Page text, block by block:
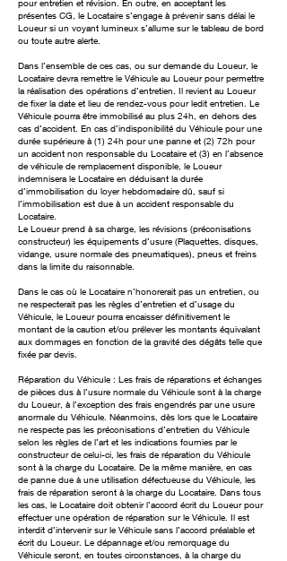
pour entretien et révision. En outre, en acceptant les
présentes CG, le Locataire s’engage à prévenir sans délai le
Loueur si un voyant lumineux s’allume sur le tableau de bord
ou toute autre alerte.
Dans l’ensemble de ces cas, ou sur demande du Loueur, le
Locataire devra remettre le Véhicule au Loueur pour permettre
la réalisation des opérations d’entretien. Il revient au Loueur
de fixer la date et lieu de rendez-vous pour ledit entretien. Le
Véhicule pourra être immobilisé au plus 24h, en dehors des
cas d’accident. En cas d’indisponibilité du Véhicule pour une
durée supérieure à (1) 24h pour une panne et (2) 72h pour
un accident non responsable du Locataire et (3) en l’absence
de véhicule de remplacement disponible, le Loueur
indemnisera le Locataire en déduisant la durée
d’immobilisation du loyer hebdomadaire dû, sauf si
l’immobilisation est due à un accident responsable du
Locataire.
Le Loueur prend à sa charge, les révisions (préconisations
constructeur) les équipements d’usure (Plaquettes, disques,
vidange, usure normale des pneumatiques), pneus et freins
dans la limite du raisonnable.
Dans le cas où le Locataire n’honorerait pas un entretien, ou
ne respecterait pas les règles d’entretien et d’usage du
Véhicule, le Loueur pourra encaisser définitivement le
montant de la caution et/ou prélever les montants équivalant
aux dommages en fonction de la gravité des dégâts telle que
fixée par devis.
Réparation du Véhicule : Les frais de réparations et échanges
de pièces dus à l’usure normale du Véhicule sont à la charge
du Loueur, à l’exception des frais engendrés par une usure
anormale du Véhicule. Néanmoins, dès lors que le Locataire
ne respecte pas les préconisations d’entretien du Véhicule
selon les règles de l’art et les indications fournies par le
constructeur de celui-ci, les frais de réparation du Véhicule
sont à la charge du Locataire. De la même manière, en cas
de panne due à une utilisation défectueuse du Véhicule, les
frais de réparation seront à la charge du Locataire. Dans tous
les cas, le Locataire doit obtenir l’accord écrit du Loueur pour
effectuer une opération de réparation sur le Véhicule. Il est
interdit d’intervenir sur le Véhicule sans l’accord préalable et
écrit du Loueur. Le dépannage et/ou remorquage du
Véhicule seront, en toutes circonstances, à la charge du